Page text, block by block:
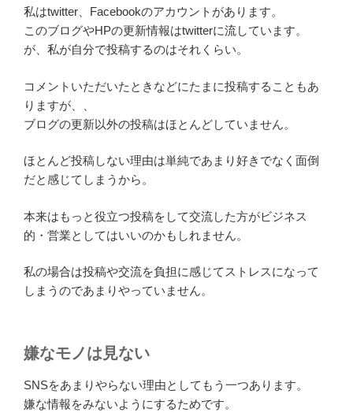
私はtwitter、Facebookのアカウントがあります。
このブログやHPの更新情報はtwitterに流しています。
が、私が自分で投稿するのはそれくらい。
コメントいただいたときなどにたまに投稿することもあ
りますが、、
ブログの更新以外の投稿はほとんどしていません。
ほとんど投稿しない理由は単純であまり好きでなく面倒
だと感じてしまうから。
本来はもっと役立つ投稿をして交流した方がビジネス
的・営業としてはいいのかもしれません。
私の場合は投稿や交流を負担に感じてストレスになって
しまうのであまりやっていません。
嫌なモノは見ない
SNSをあまりやらない理由としてもう一つあります。
嫌な情報をみないようにするためです。